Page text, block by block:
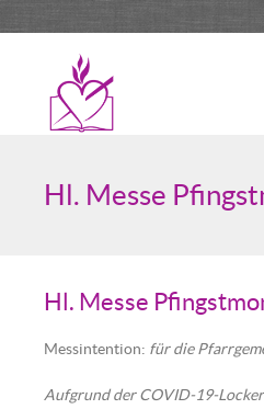
Hl. Messe
Hl. Messe
Messintention: für die
Aufgrund der COVID-19-